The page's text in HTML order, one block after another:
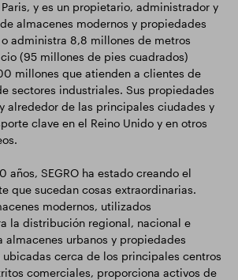
Paris, y es un propietario, administrador y
almacenes modernos y propiedades
administra 8,8 millones de metros
(95 millones de pies cuadrados)
millones que atienden a clientes de
sectores industriales. Sus propiedades
alrededor de las principales ciudades y
clave en el Reino Unido y en otros
años, SEGRO ha estado creando el
que sucedan cosas extraordinarias.
modernos, utilizados
la distribución regional, nacional e
almacenes urbanos y propiedades
cerca de los principales centros
comerciales, proporciona activos de